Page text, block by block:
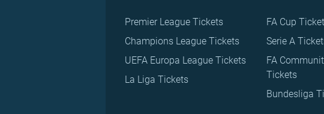
Premier League Tickets
Champions League Tickets
UEFA Europa League Tickets
La Liga Tickets
FA Cup
Serie A
FA
Tickets
Bundesliga